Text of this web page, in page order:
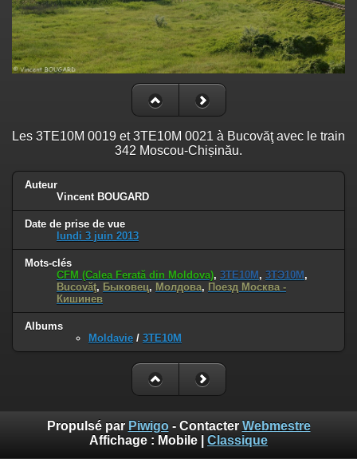
Les 3TE10M 0019 et 3TE10M 0021 à Bucovăţ avec le train
342 Moscou-Chișinău.
Auteur
Vincent BOUGARD
Date de prise de vue
lundi 3 juin 2013
Mots-clés
CFM (Calea Ferată din Moldova), 3TE10M , 3ТЭ10М ,
Bucovăţ, Быковец, Молдова, Поезд Москва -
Кишинев
Albums
Moldavie / 3TE10M
Propulsé par Piwigo- Contacter Webmestre
Affichage : Mobile Classique